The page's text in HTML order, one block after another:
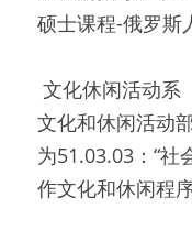
硕士课程-俄罗斯
文化休闲活动系
文化和休闲活动
为51.03.03：“社
作文化和休闲程序